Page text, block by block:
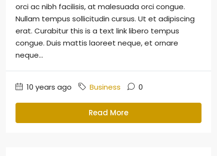
orci ac nibh facilisis, at malesuada orci congue.
Nullam tempus sollicitudin cursus. Ut et adipiscing
erat. Curabitur this is a text link libero tempus
congue. Duis mattis laoreet neque, et ornare
neque...
10 years ago Business 0
Read More